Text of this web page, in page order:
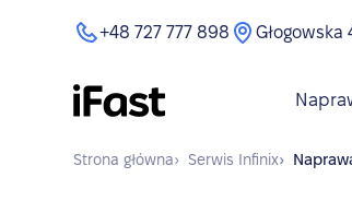
+48 727 777 898 Głogowska
Strona główna› Serwis Infinix›